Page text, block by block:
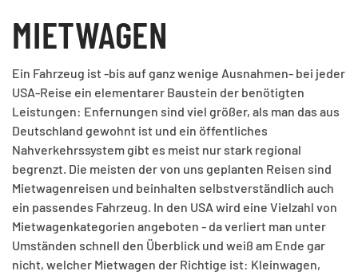
MIETWAGEN
Ein Fahrzeug ist -bis auf ganz wenige Ausnahmen- bei jeder
USA-Reise ein elementarer Baustein der benötigten
Leistungen: Enfernungen sind viel größer, als man das aus
Deutschland gewohnt ist und ein öffentliches
Nahverkehrssystem gibt es meist nur stark regional
begrenzt. Die meisten der von uns geplanten Reisen sind
Mietwagenreisen und beinhalten selbstverständlich auch
ein passendes Fahrzeug. In den USA wird eine Vielzahl von
Mietwagenkategorien angeboten - da verliert man unter
Umständen schnell den Überblick und weiß am Ende gar
nicht, welcher Mietwagen der Richtige ist: Kleinwagen,